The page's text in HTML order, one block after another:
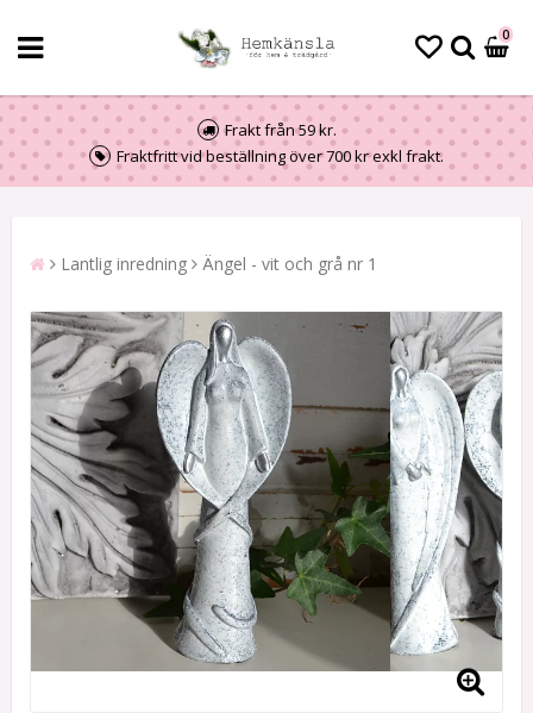
0
Frakt från 59 kr.
Fraktfritt vid beställning över 700 kr exkl frakt.
Lantlig inredning Ängel - vit och grå nr 1